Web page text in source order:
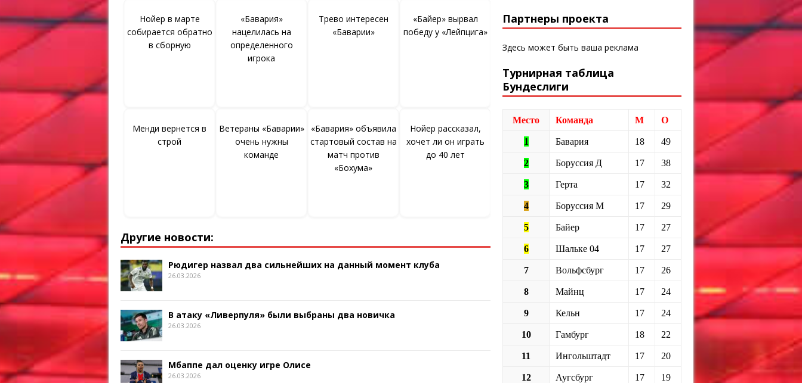
Нойер в марте
собирается обратно
в сборную
«Бавария»
нацелилась на
определенного
игрока
Трево интересен
«Баварии»
«Байер» вырвал
победу у «Лейпцига»
Менди вернется в
строй
Ветераны «Баварии»
очень нужны
команде
«Бавария» объявила
стартовый состав на
матч против
«Бохума»
Нойер рассказал,
хочет ли он играть
до 40 лет
Другие новости:
Рюдигер назвал два сильнейших на данный момент клуба
26.03.2026
В атаку «Ливерпуля» были выбраны два новичка
26.03.2026
Мбаппе дал оценку игре Олисе
26.03.2026
Партнеры проекта
Здесь может быть ваша реклама
Турнирная таблица
Бундеслиги
Место Команда М О
1 Бавария 18 49
2 Боруссия Д 17 38
3 Герта 17 32
4 Боруссия М 17 29
5 Байер 17 27
6 Шальке 04 17 27
7 Вольфсбург 17 26
8 Майнц 17 24
9 Кельн 17 24
10 Гамбург 18 22
11 Ингольштадт 17 20
12 Аугсбург 17 19